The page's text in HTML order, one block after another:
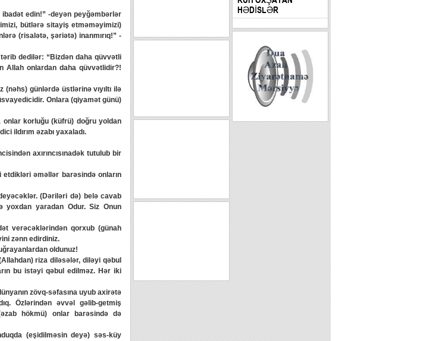
edin!” -deyən peyğəmbərlər
bütlərə sitayiş etməməyimizi)
(risalətə, şəriətə) inanmırıq!” -
dedilər: “Bizdən daha qüvvətli
Allah onlardan daha qüvvətlidir?!
günlərdə üstlərinə vıyıltı ilə
Onlara (qiyamət günü)
korluğu (küfrü) doğru yoldan
ildırım əzabı yaxaladı.
axırıncısınadək tutulub bir
əməllər barəsində onların
(Dəriləri də) belə cavab
yoxdan yaradan Odur. Siz Onun
verəcəklərindən qorxub (günah
zənn edirdiniz.
oldunuz!
riza diləsələr, diləyi qəbul
bu istəyi qəbul edilməz. Hər iki
zövq-səfasına uyub axirətə
Özlərindən əvvəl gəlib-getmiş
hökmü) onlar barəsində də
(eşidilməsin deyə) səs-küy
HƏDİSLƏR